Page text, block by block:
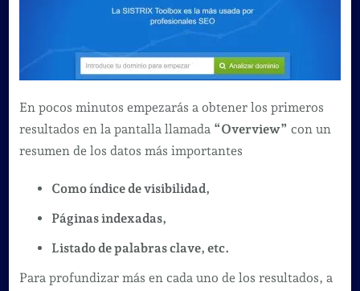
En pocos minutos empezarás a obtener los primeros
resultados en la pantalla llamada “Overview” con un
resumen de los datos más importantes
Como índice de visibilidad,
Páginas indexadas,
Listado de palabras clave, etc.
Para profundizar más en cada uno de los resultados, a